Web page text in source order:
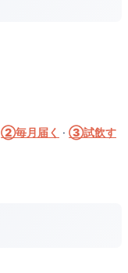
②毎月届く · ③試飲す